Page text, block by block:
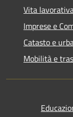
Vita
Imprese e
Catasto e
Mobilità e